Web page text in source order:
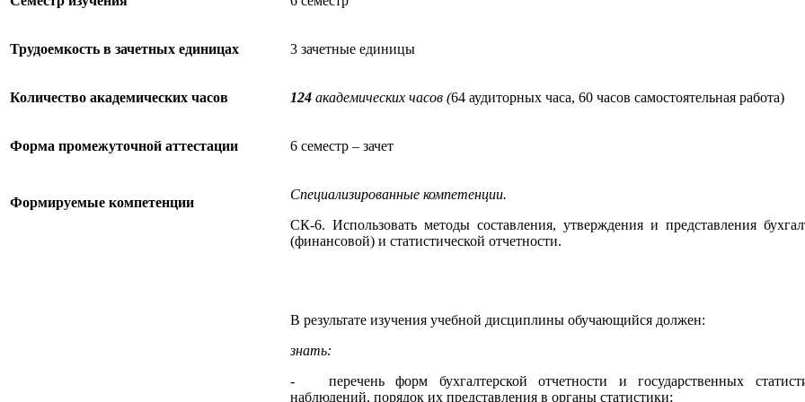
Трудоемкость в зачетных единицах 3 зачетные единицы
Количество академических часов 124 академических часов (64 аудиторных часа, 60 часов самостоятельная работа)
Форма промежуточной аттестации 6 семестр – зачет
Формируемые компетенции
Специализированные компетенции.
СК-6. Использовать методы составления, утверждения и представления
(финансовой) и статистической отчетности.
В результате изучения учебной дисциплины обучающийся должен:
знать:
- перечень форм бухгалтерской отчетности и государственных
наблюдений, порядок их представления в органы статистики;